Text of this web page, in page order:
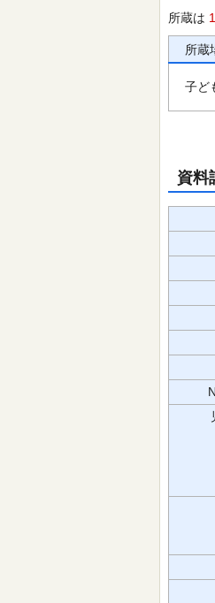
所蔵は 1
所蔵
子ど
資料